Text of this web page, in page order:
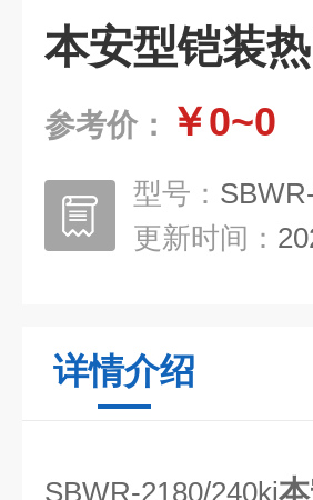
本安型铠装
参考价： ￥0~0
型号：
更新时间：
详情介绍
SBWR-2180/240ki